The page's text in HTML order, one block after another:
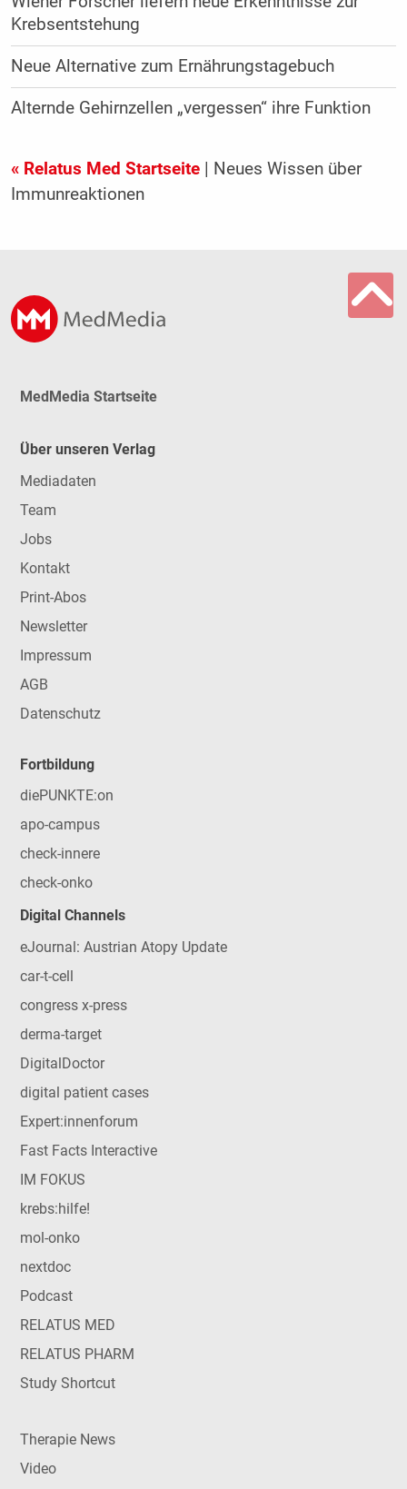
Krebsentstehung
Neue Alternative zum Ernährungstagebuch
Alternde Gehirnzellen „vergessen“ ihre Funktion
« Relatus Med Startseite| Neues Wissen über
Immunreaktionen
MedMedia Startseite
Über unseren Verlag
Mediadaten
Team
Jobs
Kontakt
Print-Abos
Newsletter
Impressum
AGB
Datenschutz
Fortbildung
diePUNKTE:on
apo-campus
check-innere
check-onko
Digital Channels
eJournal: Austrian Atopy Update
car-t-cell
congress x-press
derma-target
DigitalDoctor
digital patient cases
Expert:innenforum
Fast Facts Interactive
IM FOKUS
krebs:hilfe!
mol-onko
nextdoc
Podcast
RELATUS MED
RELATUS PHARM
Study Shortcut
Therapie News
Video